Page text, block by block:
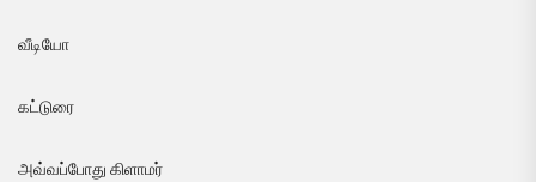
வீடியோ
கட்டுரை
அவ்வப்போது கிளாமர்